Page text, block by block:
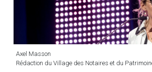
Axel Masson
Rédaction du Village des Notaires et du